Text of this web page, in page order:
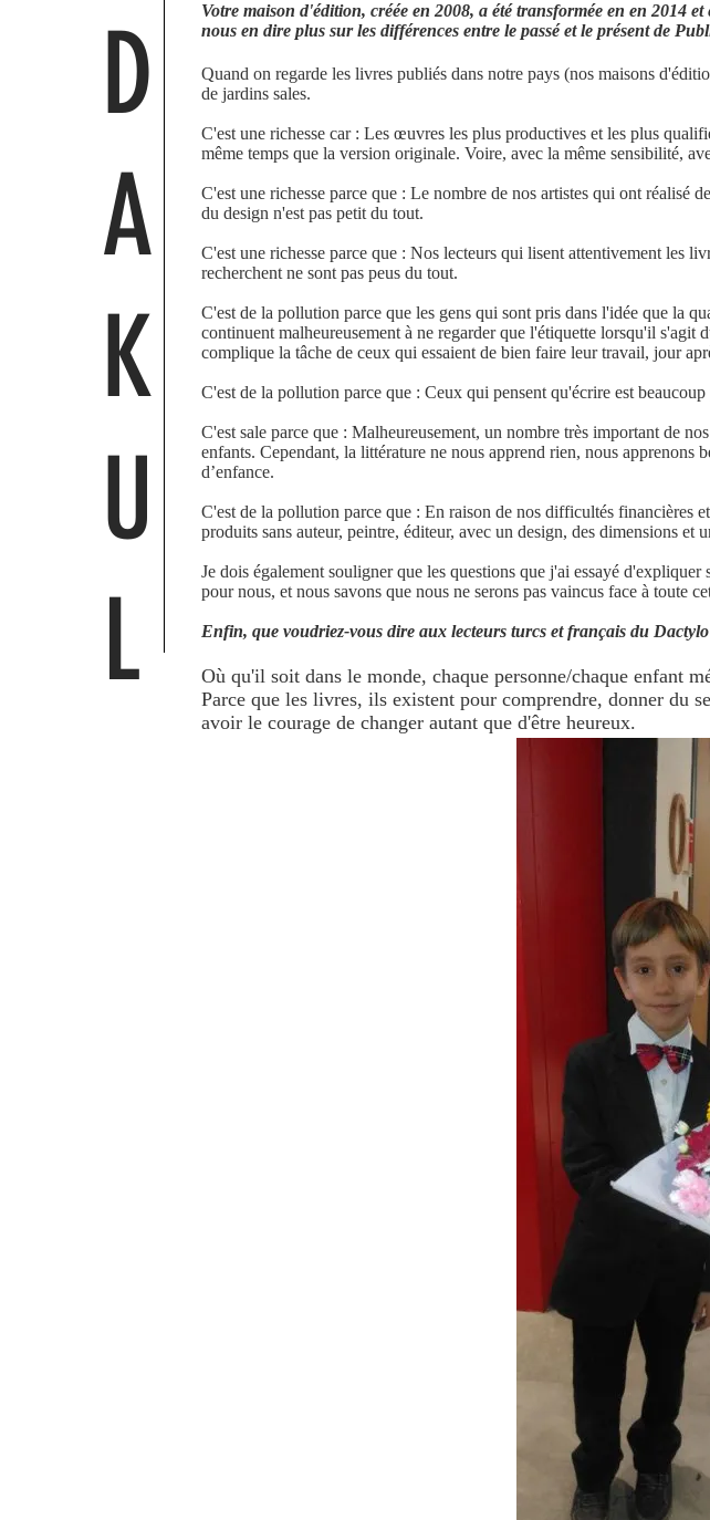
Votre maison d'édition, créée en 2008, a été transformée en en 2014
nous en dire plus sur les différences entre le passé et le présent de
Quand on regarde les livres publiés dans notre pays (nos maisons
de jardins sales.
C'est une richesse car : Les œuvres les plus productives et les plus
même temps que la version originale. Voire, avec la même sensibilité,
C'est une richesse parce que : Le nombre de nos artistes qui ont réalisé
du design n'est pas petit du tout.
C'est une richesse parce que : Nos lecteurs qui lisent attentivement les
recherchent ne sont pas peus du tout.
C'est de la pollution parce que les gens qui sont pris dans l'idée que la
continuent malheureusement à ne regarder que l'étiquette lorsqu'il
complique la tâche de ceux qui essaient de bien faire leur travail, jour
C'est de la pollution parce que : Ceux qui pensent qu'écrire est
C'est sale parce que : Malheureusement, un nombre très important de
enfants. Cependant, la littérature ne nous apprend rien, nous apprenons
d’enfance.
C'est de la pollution parce que : En raison de nos difficultés financières
produits sans auteur, peintre, éditeur, avec un design, des dimensions et
Je dois également souligner que les questions que j'ai essayé
pour nous, et nous savons que nous ne serons pas vaincus face à toute
Enfin, que voudriez-vous dire aux lecteurs turcs et français du
Où qu'il soit dans le monde, chaque personne/chaque enfant
Parce que les livres, ils existent pour comprendre, donner du
avoir le courage de changer autant que d'être heureux.
D
A
K
U
L